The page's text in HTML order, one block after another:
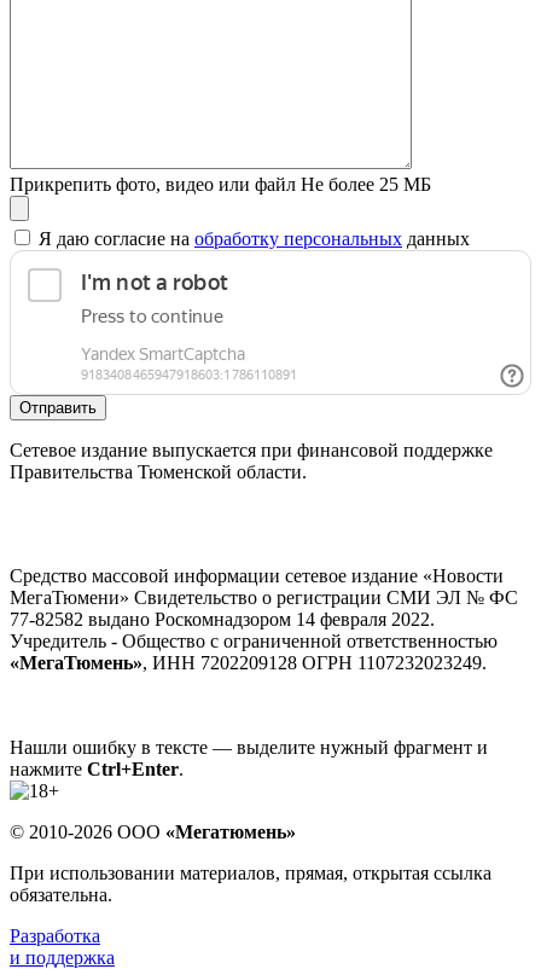
Прикрепить фото, видео или файл Не более 25 МБ
Я даю согласие на обработку персональных данных
Отправить
Сетевое издание выпускается при финансовой поддержке
Правительства Тюменской области.
Средство массовой информации сетевое издание «Новости
МегаТюмени» Свидетельство о регистрации СМИ ЭЛ № ФС
77-82582 выдано Роскомнадзором 14 февраля 2022.
Учредитель - Общество с ограниченной ответственностью
«МегаТюмень», ИНН 7202209128 ОГРН 1107232023249.
Нашли ошибку в тексте — выделите нужный фрагмент и
нажмите Ctrl+Enter.
© 2010-2026 ООО «Мегатюмень»
При использовании материалов, прямая, открытая ссылка
обязательна.
Разработка
и поддержка